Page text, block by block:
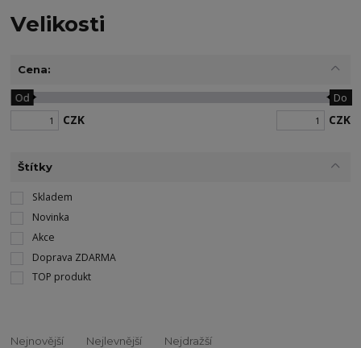
Velikosti
Cena:
CZK
Od Do
CZK
Štítky
Skladem
Novinka
Akce
Doprava ZDARMA
TOP produkt
Nejnovější Nejlevnější Nejdražší